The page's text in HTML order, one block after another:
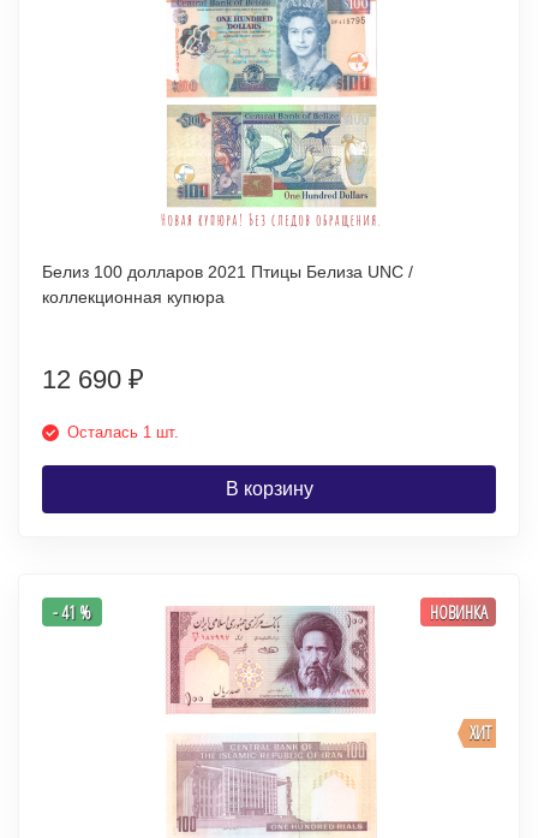
Белиз 100 долларов 2021 Птицы Белиза UNC /
коллекционная купюра
12 690 ₽
Осталась 1 шт.
В корзину
ХИТ
- 41 % НОВИНКА